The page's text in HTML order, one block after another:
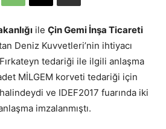
ile Çin Gemi İnşa Ticareti
Deniz Kuvvetleri’nin ihtiyacı
Fırkateyn tedariği ile ilgili anlaşma
MİLGEM korveti tedariği için
ve IDEF2017 fuarında iki
imzalanmıştı.